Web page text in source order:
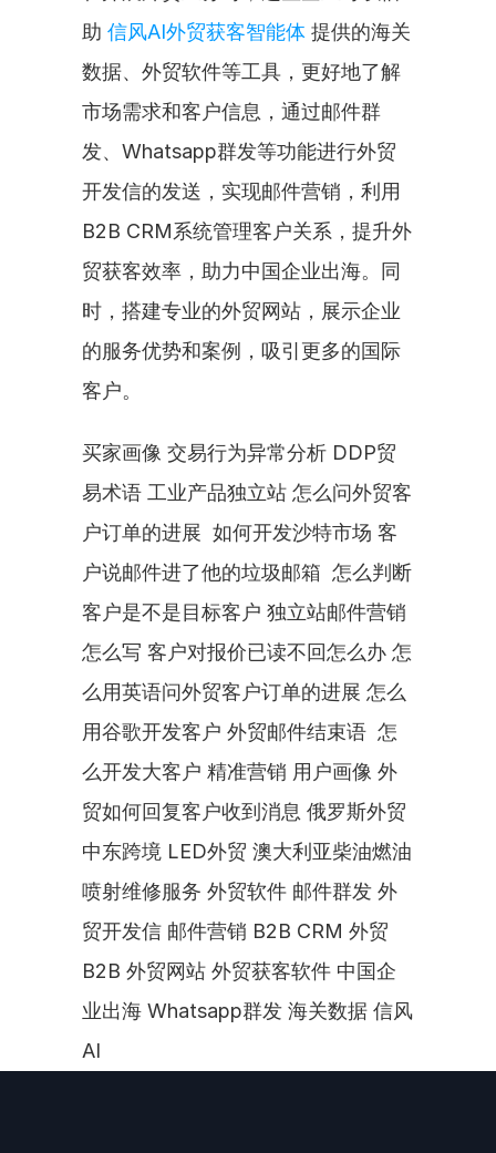
助 信风AI外贸获客智能体 提供的海关
数据、外贸软件等工具，更好地了解
市场需求和客户信息，通过邮件群
发、Whatsapp群发等功能进行外贸
开发信的发送，实现邮件营销，利用
B2B CRM系统管理客户关系，提升外
贸获客效率，助力中国企业出海。同
时，搭建专业的外贸网站，展示企业
的服务优势和案例，吸引更多的国际
客户。
买家画像 交易行为异常分析 DDP贸
易术语 工业产品独立站 怎么问外贸客
户订单的进展  如何开发沙特市场 客
户说邮件进了他的垃圾邮箱  怎么判断
客户是不是目标客户 独立站邮件营销
怎么写 客户对报价已读不回怎么办 怎
么用英语问外贸客户订单的进展 怎么
用谷歌开发客户 外贸邮件结束语  怎
么开发大客户 精准营销 用户画像 外
贸如何回复客户收到消息 俄罗斯外贸
中东跨境 LED外贸 澳大利亚柴油燃油
喷射维修服务 外贸软件 邮件群发 外
贸开发信 邮件营销 B2B CRM 外贸
B2B 外贸网站 外贸获客软件 中国企
业出海 Whatsapp群发 海关数据 信风
AI